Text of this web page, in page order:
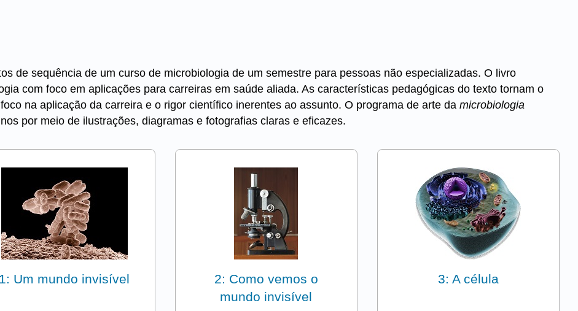
de sequência de um curso de microbiologia de um semestre para pessoas não especializadas. O livro
com foco em aplicações para carreiras em saúde aliada. As características pedagógicas do texto tornam o
na aplicação da carreira e o rigor científico inerentes ao assunto. O programa de arte da microbiologia
por meio de ilustrações, diagramas e fotografias claras e eficazes.
1: Um mundo invisível
2: Como vemos o
mundo invisível
3: A célula